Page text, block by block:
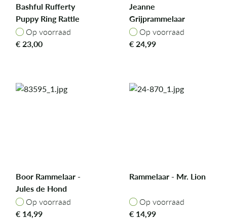
Bashful Rufferty
Puppy Ring Rattle
Op voorraad
Op voorraad
€23,00
Jeanne
Grijprammelaar
Op voorraad
Op voorraad
€24,99
Boor Rammelaar -
Jules de Hond
Op voorraad
Op voorraad
€ 14,99
Rammelaar - Mr. Lion
Op voorraad
Op voorraad
€ 14,99